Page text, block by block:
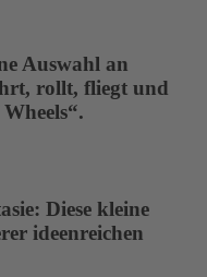
Auswahl an
rollt, fliegt und
Diese kleine
ideenreichen